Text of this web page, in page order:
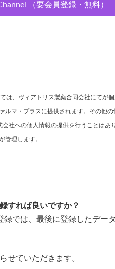
（要会員登録・無料）
、ヴィアトリス製薬合同会社にてが
マ・プラスに提供されます。その他
社への個人情報の提供を行うことはあ
管理します。
すれば良いですか？
では、最後に登録したデー
せていただきます。